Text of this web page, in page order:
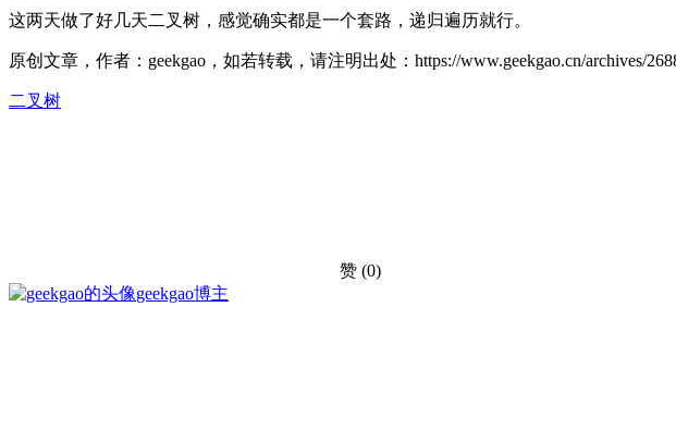
这两天做了好几天二叉树，感觉确实都是一个套路，递归遍历就行。
原创文章，作者：geekgao，如若转载，请注明出处：https://www.geekgao.cn/archives/
二叉树
赞 (0)
geekgao博主